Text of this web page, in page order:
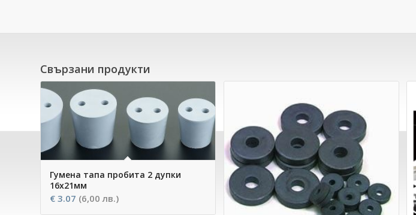
Свързани продукти
Гумена тапа пробита 2 дупки
16х21мм
€ 3.07 (6,00 лв.)